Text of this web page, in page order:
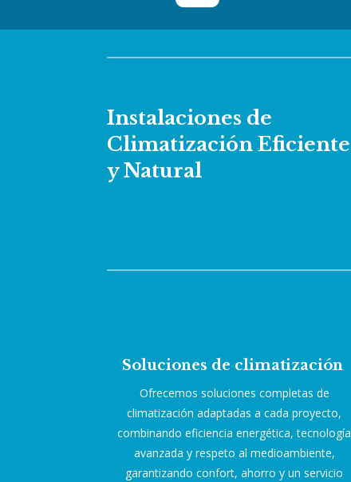
Instalaciones de
Climatización Eficiente
y Natural
Soluciones de climatización
Ofrecemos soluciones completas de
climatización adaptadas a cada proyecto,
combinando eficiencia energética, tecnología
avanzada y respeto al medioambiente,
garantizando confort, ahorro y un servicio